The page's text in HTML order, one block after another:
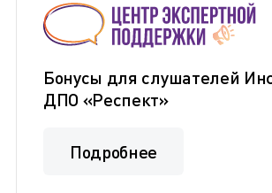
Бонусы для слушателей
ДПО «Респект»
Подробнее